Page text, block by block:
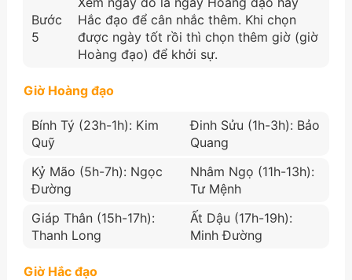
Bước
5
Hắc đạo để cân nhắc thêm. Khi chọn
được ngày tốt rồi thì chọn thêm giờ (giờ
Hoàng đạo) để khởi sự.
Giờ Hoàng đạo
Bính Tý (23h-1h): Kim
Quỹ
Đinh Sửu (1h-3h): Bảo
Quang
Kỷ Mão (5h-7h): Ngọc
Đường
Nhâm Ngọ (11h-13h):
Tư Mệnh
Giáp Thân (15h-17h):
Thanh Long
Ất Dậu (17h-19h):
Minh Đường
Giờ Hắc đạo